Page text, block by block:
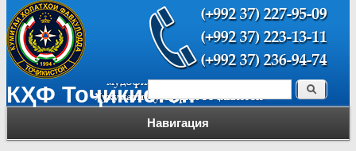
КҲФ Тоҷикистон
Навигация
Форма поиска Поиск